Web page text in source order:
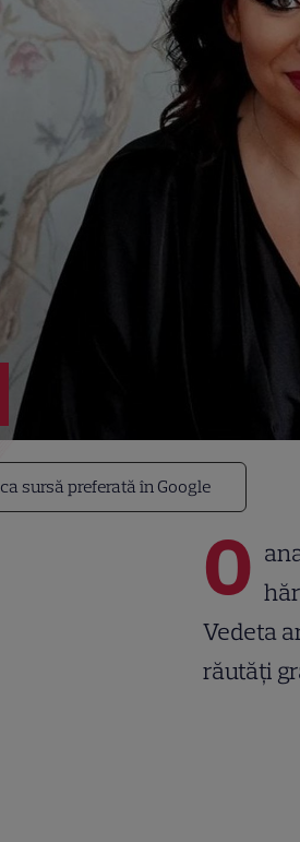
sursă preferată în Google
O
Vedeta
răutăți